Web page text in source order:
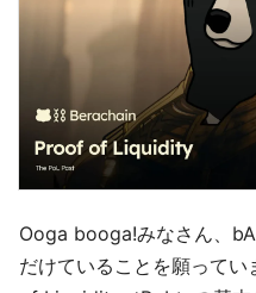
Ooga booga!みなさん、
だけていることを願って